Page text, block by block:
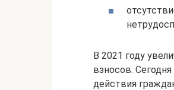
В 2021 году
взносов.
действия